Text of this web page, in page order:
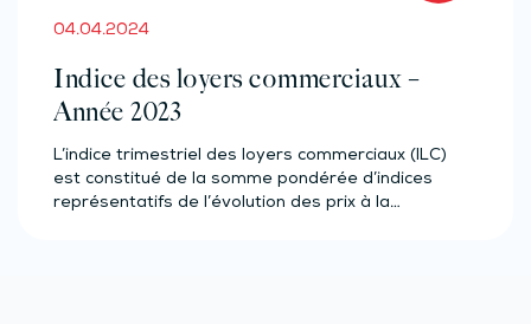
04.04.2024
Indice des loyers commerciaux –
Année 2023
L’indice trimestriel des loyers commerciaux (ILC)
est constitué de la somme pondérée d’indices
représentatifs de l’évolution des prix à la…